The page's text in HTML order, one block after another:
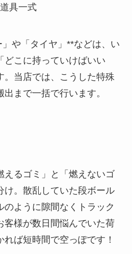
具一式
や「タイヤ」**などは、い
どこに持っていけばいい
。当店では、こうした特殊
まで一括で行います。
えるゴミ」と「燃えないゴ
け。散乱していた段ボール
のように隙間なくトラック
客様が数日間悩んでいた荷
ば短時間で空っぽです！